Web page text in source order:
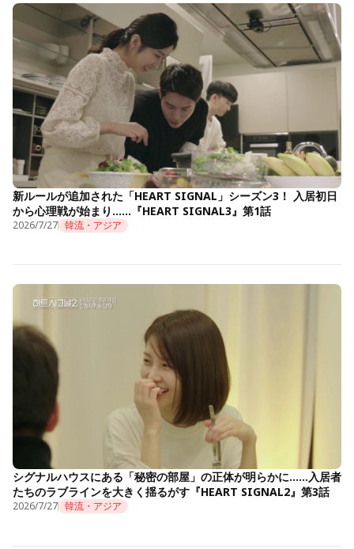
新ルールが追加された「HEART SIGNAL」シーズン3！ 入居初日
から心理戦が始まり……『HEART SIGNAL3』第1話
2026/7/27 韓流・アジア
シグナルハウスにある「秘密の部屋」の正体が明らかに……入居者
たちのラブラインを大きく揺るがす『HEART SIGNAL2』第3話
2026/7/27 韓流・アジア